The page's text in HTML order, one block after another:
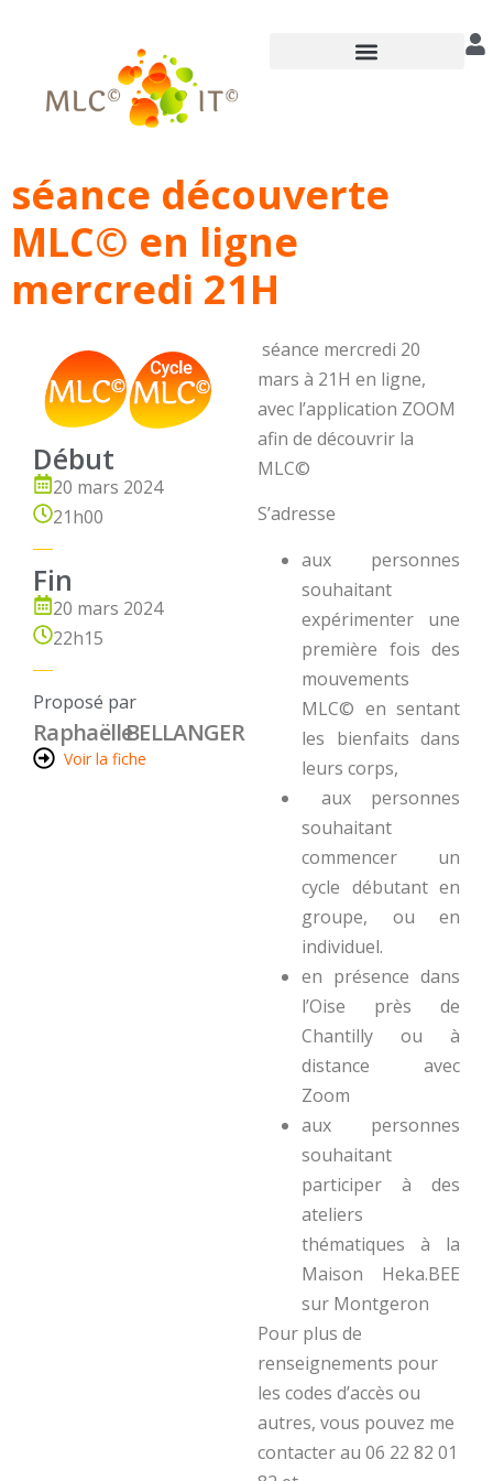
séance découverte
MLC© en ligne
mercredi 21H
Début
20 mars 2024
21h00
Fin
20 mars 2024
22h15
Proposé par
RaphaëlleBELLANGER
Voir la fiche
séance mercredi 20
mars à 21H en ligne,
avec l’application ZOOM
afin de découvrir la
MLC©
S’adresse
aux personnes
souhaitant
expérimenter une
première fois des
mouvements
MLC© en sentant
les bienfaits dans
leurs corps,
aux personnes
souhaitant
commencer un
cycle débutant en
groupe, ou en
individuel.
en présence dans
l’Oise près de
Chantilly ou à
distance avec
Zoom
aux personnes
souhaitant
participer à des
ateliers
thématiques à la
Maison Heka.BEE
sur Montgeron
Pour plus de
renseignements pour
les codes d’accès ou
autres, vous pouvez me
contacter au 06 22 82 01